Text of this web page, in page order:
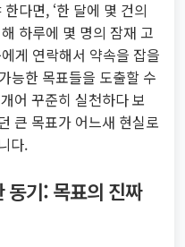
다면, ‘한 달에 몇 건의
하루에 몇 명의 잠재 고
게 연락해서 약속을 잡을
능한 목표들을 도출할 수
어 꾸준히 실천하다 보
큰 목표가 어느새 현실로
다.
동기: 목표의 진짜